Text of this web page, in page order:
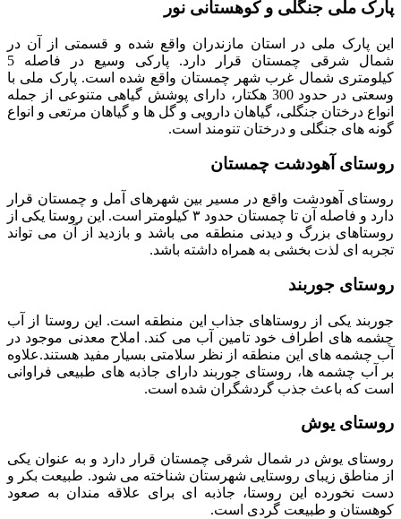
پارک ملی جنگلی و کوهستانی نور
این پارک ملی در استان مازندران واقع شده و قسمتی از آن در
شمال شرقی چمستان قرار دارد. پارکی وسیع در فاصله 5
کیلومتری شمال غرب شهر چمستان واقع شده است. پارک ملی با
وسعتی در حدود 300 هکتار، دارای پوشش گیاهی متنوعی از جمله
انواع درختان جنگلی، گیاهان دارویی و گل ها و گیاهان مرتعی و انواع
گونه های جنگلی و درختان تنومند است.
روستای آهودشت چمستان
روستای آهودشت واقع در مسیر بین شهرهای آمل و چمستان قرار
دارد و فاصله آن تا چمستان حدود ۳ کیلومتر است. این روستا یکی از
روستاهای بزرگ و دیدنی منطقه می باشد و بازدید از آن می تواند
تجربه ای لذت بخشی به همراه داشته باشد.
روستای جوربند
جوربند یکی از روستاهای جذاب این منطقه است. این روستا از آب
چشمه های اطراف خود تامین آب می کند. املاح معدنی موجود در
آب چشمه های این منطقه از نظر سلامتی بسیار مفید هستند.علاوه
بر آب چشمه ها، روستای جوربند دارای جاذبه های طبیعی فراوانی
است که باعث جذب گردشگران شده است.
روستای یوش
روستای یوش در شمال شرقی چمستان قرار دارد و به عنوان یکی
از مناطق زیبای روستایی شهرستان شناخته می شود. طبیعت بکر و
دست نخورده این روستا، جاذبه ای برای علاقه مندان به صعود
کوهستان و طبیعت گردی است.